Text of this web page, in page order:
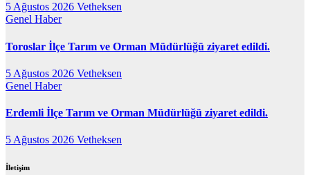
5 Ağustos 2026 Vetheksen
Genel Haber
Toroslar İlçe Tarım ve Orman Müdürlüğü ziyaret edildi.
5 Ağustos 2026 Vetheksen
Genel Haber
Erdemli İlçe Tarım ve Orman Müdürlüğü ziyaret edildi.
5 Ağustos 2026 Vetheksen
İletişim